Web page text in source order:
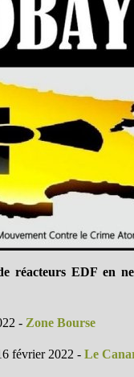
réacteurs EDF en
-Zone Bourse
février 2022 -Le